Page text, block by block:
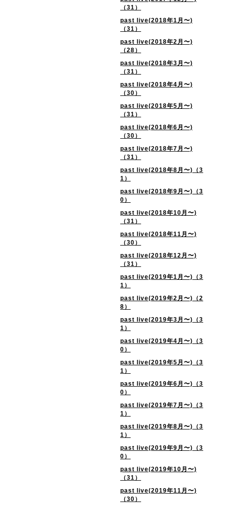
（31）
past live(2018年1月〜)
（31）
past live(2018年2月〜)
（28）
past live(2018年3月〜)
（31）
past live(2018年4月〜)
（30）
past live(2018年5月〜)
（31）
past live(2018年6月〜)
（30）
past live(2018年7月〜)
（31）
past live(2018年8月〜)（3
1）
past live(2018年9月〜)（3
0）
past live(2018年10月〜)
（31）
past live(2018年11月〜)
（30）
past live(2018年12月〜)
（31）
past live(2019年1月〜)（3
1）
past live(2019年2月〜)（2
8）
past live(2019年3月〜)（3
1）
past live(2019年4月〜)（3
0）
past live(2019年5月〜)（3
1）
past live(2019年6月〜)（3
0）
past live(2019年7月〜)（3
1）
past live(2019年8月〜)（3
1）
past live(2019年9月〜)（3
0）
past live(2019年10月〜)
（31）
past live(2019年11月〜)
（30）